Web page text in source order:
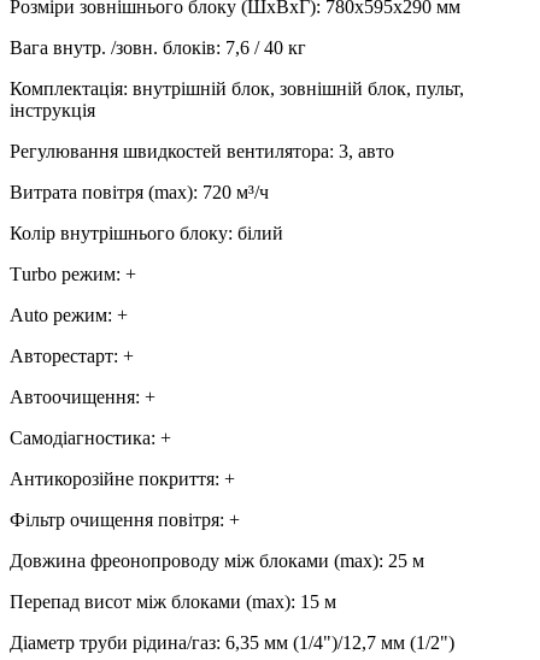
Розміри зовнішнього блоку (ШхВхГ): 780х595х290 мм
Вага внутр. /зовн. блоків: 7,6 / 40 кг
Комплектація: внутрішній блок, зовнішній блок, пульт,
інструкція
Регулювання швидкостей вентилятора: 3, авто
Витрата повітря (max): 720 м³/ч
Колір внутрішнього блоку: білий
Тurbo режим: +
Аuto режим: +
Авторестарт: +
Автоочищення: +
Самодіагностика: +
Антикорозійне покриття: +
Фільтр очищення повітря: +
Довжина фреонопроводу між блоками (max): 25 м
Перепад висот між блоками (max): 15 м
Діаметр труби рідина/газ: 6,35 мм (1/4")/12,7 мм (1/2")